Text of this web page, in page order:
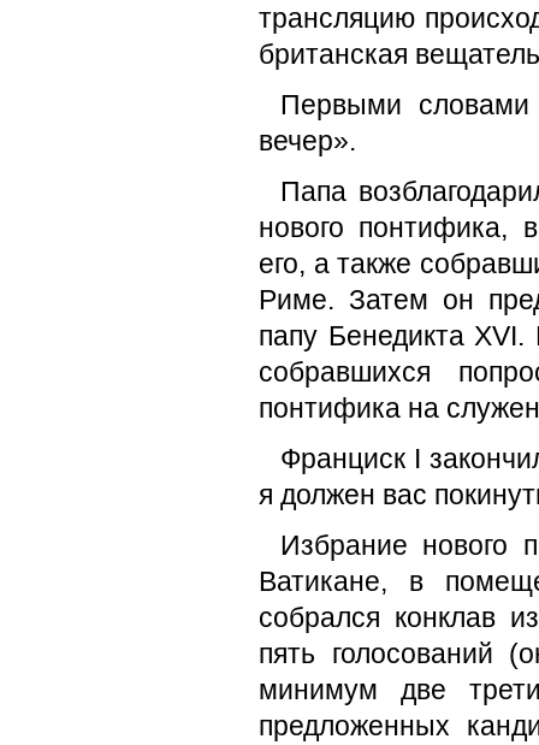
трансляцию
британская
Первыми
вечер».
Папа
нового понтифика,
его, а также
Риме. Затем он
папу Бенедикта
собравшихся
понтифика на
Франциск I
я должен вас
Избрание нового
Ватикане, в
собрался конклав
пять голосований
минимум две
предложенных